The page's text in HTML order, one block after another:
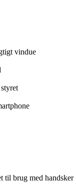
vindue
til brug med handsker